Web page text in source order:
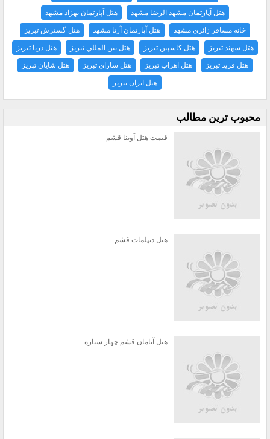
هتل آپارتمان مشهد الرضا مشهد هتل آپارتمان بهزاد مشهد
خانه مسافر زائري مشهد هتل آپارتمان آرتا مشهد هتل گسترش تبريز
هتل سهند تبريز هتل كاسپين تبريز هتل بين المللي تبريز هتل دريا تبريز
هتل فريد تبريز هتل اهراب تبريز هتل ساراي تبريز هتل شايان تبريز
هتل ايران تبريز
محبوب ترين مطالب
قیمت هتل آوینا قشم
هتل دیپلمات قشم
هتل آتامان قشم چهار ستاره